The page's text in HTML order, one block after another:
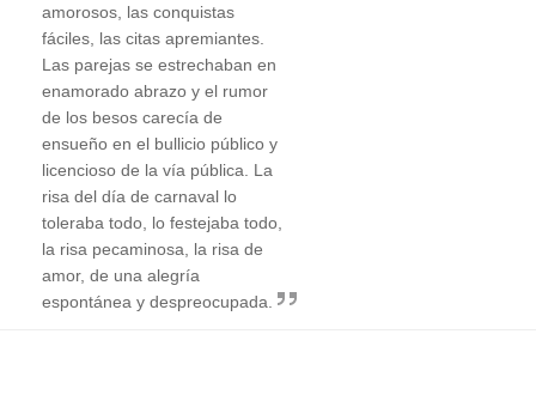
amorosos, las conquistas
fáciles, las citas apremiantes.
Las parejas se estrechaban en
enamorado abrazo y el rumor
de los besos carecía de
ensueño en el bullicio público y
licencioso de la vía pública. La
risa del día de carnaval lo
toleraba todo, lo festejaba todo,
la risa pecaminosa, la risa de
amor, de una alegría
espontánea y despreocupada.